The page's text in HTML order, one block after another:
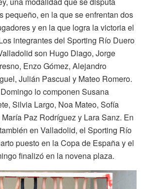
pequeño, en la que se enfrentan dos
y en la que logra la victoria el
integrantes del Sporting Río Duero
son Hugo Diago, Jorge
Enzo Gómez, Alejandro
Julián Pascual y Mateo Romero.
lo componen Susana
Silvia Largo, Noa Mateo, Sofía
Paz Rodríguez y Lara Sanz. En
en Valladolid, el Sporting Río
puesto en la Copa de España y el
finalizó en la novena plaza.